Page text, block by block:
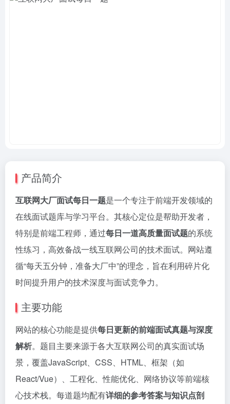
产品简介
互联网大厂面试每日一题是一个专注于前端开发领域的
在线面试题库与学习平台。其核心定位是帮助开发者，
特别是前端工程师，通过每日一道高质量面试题的系统
性练习，高效备战一线互联网公司的技术面试。网站遵
循“每天五分钟，准备大厂中”的理念，旨在利用碎片化
时间提升用户的技术深度与面试竞争力。
主要功能
网站的核心功能是提供每日更新的前端面试真题与深度
解析。题目主要来源于各大互联网公司的真实面试场
景，覆盖JavaScript、CSS、HTML、框架（如
React/Vue）、工程化、性能优化、网络协议等前端核
心技术栈。每道题均配有详细的参考答案与知识点剖